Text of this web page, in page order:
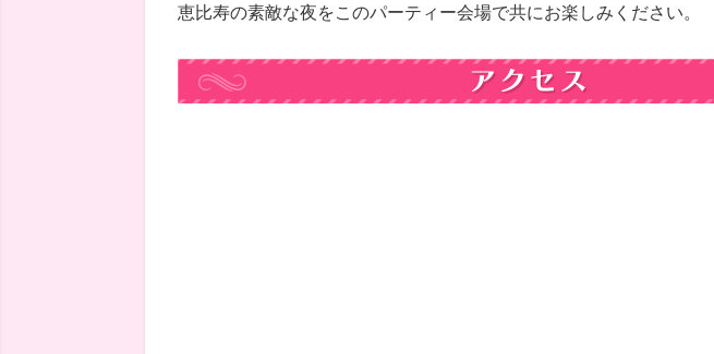
恵比寿の素敵な夜をこのパーティー会場で共にお楽しみください。